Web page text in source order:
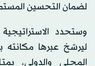
لضمان التحسين
وستحدد
ليرسّخ عبرها
المحلي والدولي،